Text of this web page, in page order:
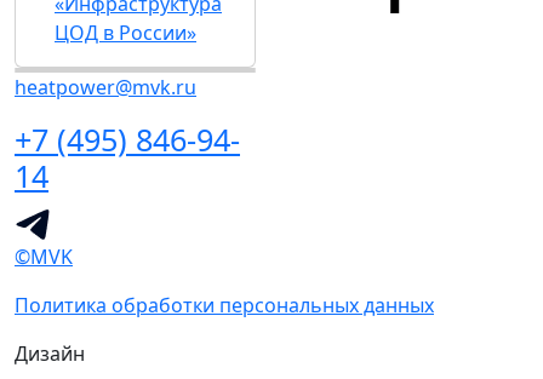
ЦОД в России»
heatpower@mvk.ru
+7 (495) 846-94-
14
©MVK
Политика обработки персональных данных
Дизайн